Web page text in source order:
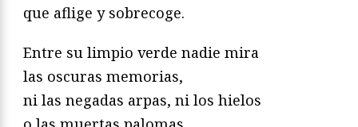
que aflige y sobrecoge.
Entre su limpio verde nadie mira
las oscuras memorias,
ni las negadas arpas, ni los hielos